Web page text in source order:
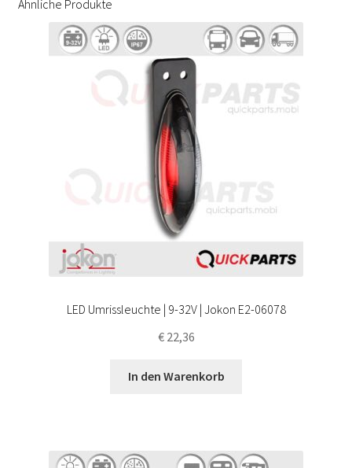
Ähnliche Produkte
LED Umrissleuchte | 9-32V | Jokon E2-06078
€22,36
In den Warenkorb